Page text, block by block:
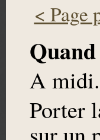
< Page
A midi.
Porter